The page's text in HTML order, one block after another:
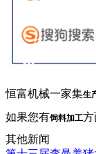
恒富机械一家集生
如果您有饲料加工方
其他新闻